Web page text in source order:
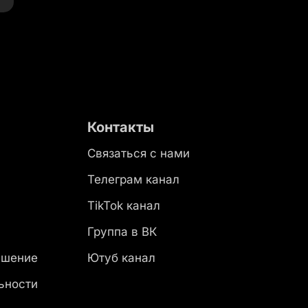
Контакты
Связаться с нами
Телеграм канал
TikTok канал
Группа в ВК
Ютуб канал